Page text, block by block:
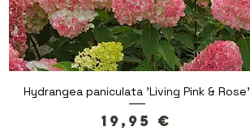
Vista rápida
Hydrangea paniculata 'Living Pink & Rose'
Precio
19,95 €